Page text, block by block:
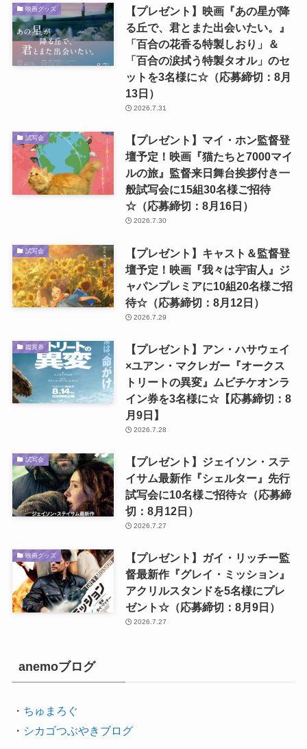
映画グッズ
【プレゼント】映画『あの星が降
る丘で、君とまた出会いたい。』
「百合の花香る特製しおり」＆
「百合の涙拭う特製タオル」のセ
ットを3名様に☆（応募締切：8月
13日）
2026.7.31
試写会
【プレゼント】マイ・ホン監督登
壇予定！映画『猫たちと7000マイ
ルの旅』監督来日舞台挨拶付き一
般試写会に15組30名様ご招待
☆（応募締切：8月16日）
2026.7.30
試写会
【プレゼント】キャスト＆監督登
壇予定！映画『我々は宇宙人』ジ
ャパンプレミアに10組20名様ご招
待☆（応募締切：8月12日）
2026.7.29
鑑賞券
【プレゼント】アン・ハサウェイ
×ユアン・マクレガー『オークス
トリートの異変』ムビチケオンラ
イン券を3名様に☆【応募締切：8
月9日】
2026.7.28
試写会
【プレゼント】ジェイソン・ステ
イサム最新作『シェルター』先行
試写会に10名様ご招待☆（応募締
切：8月12日）
2026.7.27
映画グッズ
【プレゼント】ガイ・リッチー監
督最新作『グレイ・ミッション』
アクリルスタンドを5名様にプレ
ゼント☆（応募締切：8月9日）
2026.7.27
anemoブログ
・ ちゅまろぐ
・ シカゴつぶやきブログ